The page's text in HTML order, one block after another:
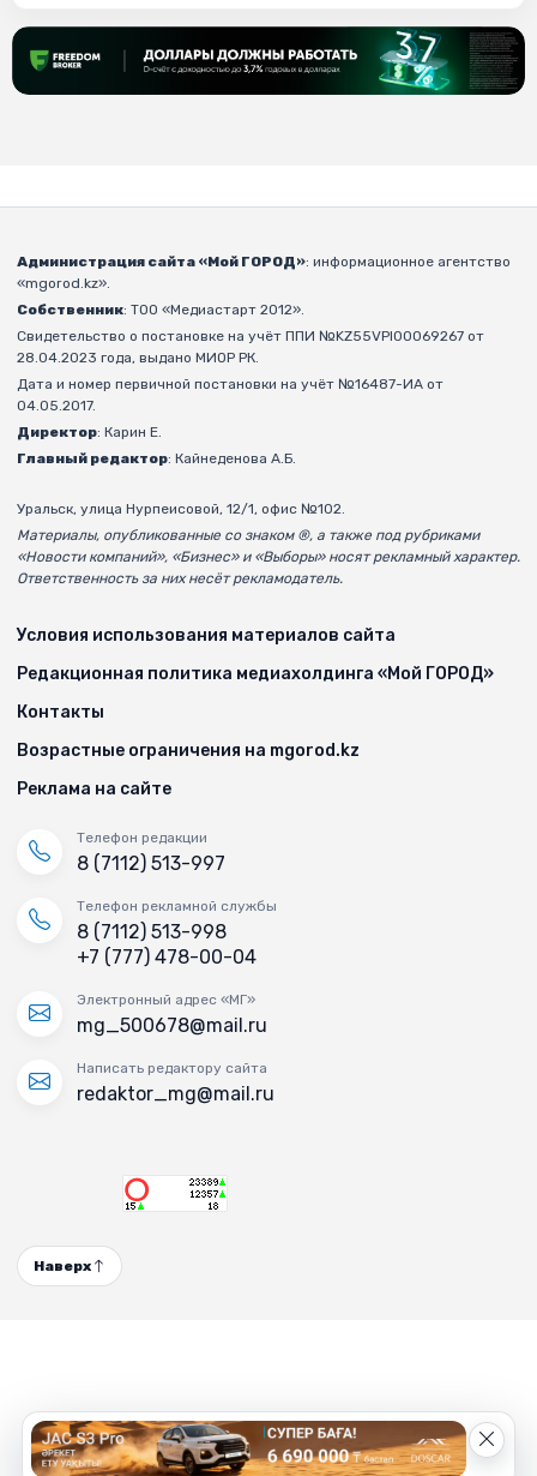
Администрация сайта «Мой ГОРОД»: информационное агентство
«mgorod.kz».
Собственник: ТОО «Медиастарт 2012».
Свидетельство о постановке на учёт ППИ №KZ55VPI00069267 от
28.04.2023 года, выдано МИОР РК.
Дата и номер первичной постановки на учёт №16487-ИА от
04.05.2017.
Директор: Карин Е.
Главный редактор: Кайнеденова А.Б.
Уральск, улица Нурпеисовой, 12/1, офис №102.
Материалы, опубликованные со знаком ®, а также под рубриками
«Новости компаний», «Бизнес» и «Выборы» носят рекламный характер.
Ответственность за них несёт рекламодатель.
Условия использования материалов сайта
Редакционная политика медиахолдинга «Мой ГОРОД»
Контакты
Возрастные ограничения на mgorod.kz
Реклама на сайте
Телефон редакции
8 (7112) 513-997
Телефон рекламной службы
8 (7112) 513-998
+7 (777) 478-00-04
Электронный адрес «МГ»
mg_500678@mail.ru
Написать редактору сайта
redaktor_mg@mail.ru
Наверх